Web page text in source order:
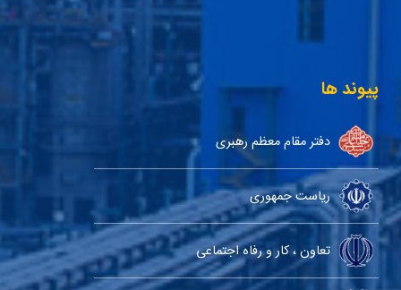
پیوند ها
دفتر مقام معظم رهبری
ریاست جمهوری
تعاون ، کار و رفاه اجتماعی